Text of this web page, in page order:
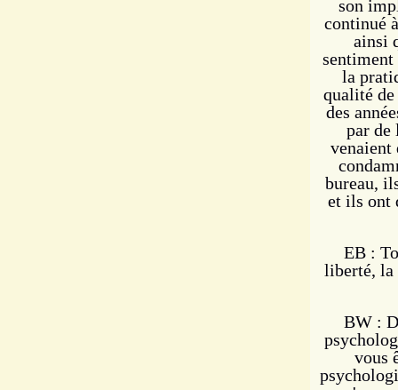
son
continué
ainsi
sentiment
la
qualité
des
par de
venaient
bureau,
et ils ont
EB :
liberté, la
BW :
vous